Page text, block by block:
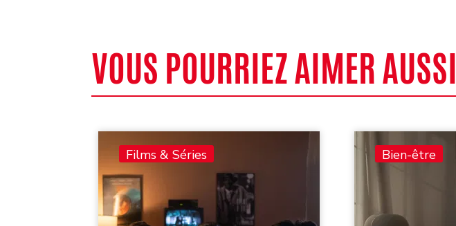
VOUS POURRIEZ AIMER AUSSI
Films & Séries Bien-être